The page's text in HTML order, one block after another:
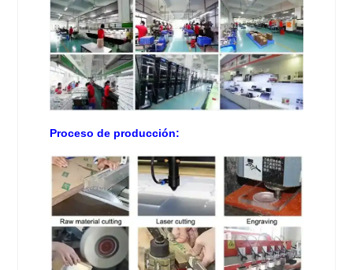
Proceso de producción: